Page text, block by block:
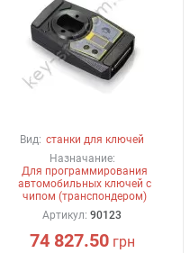
Вид: станки для ключей
Назначание:
Для программирования
автомобильных ключей с
чипом (транспондером)
Артикул:90123
74 827.50грн